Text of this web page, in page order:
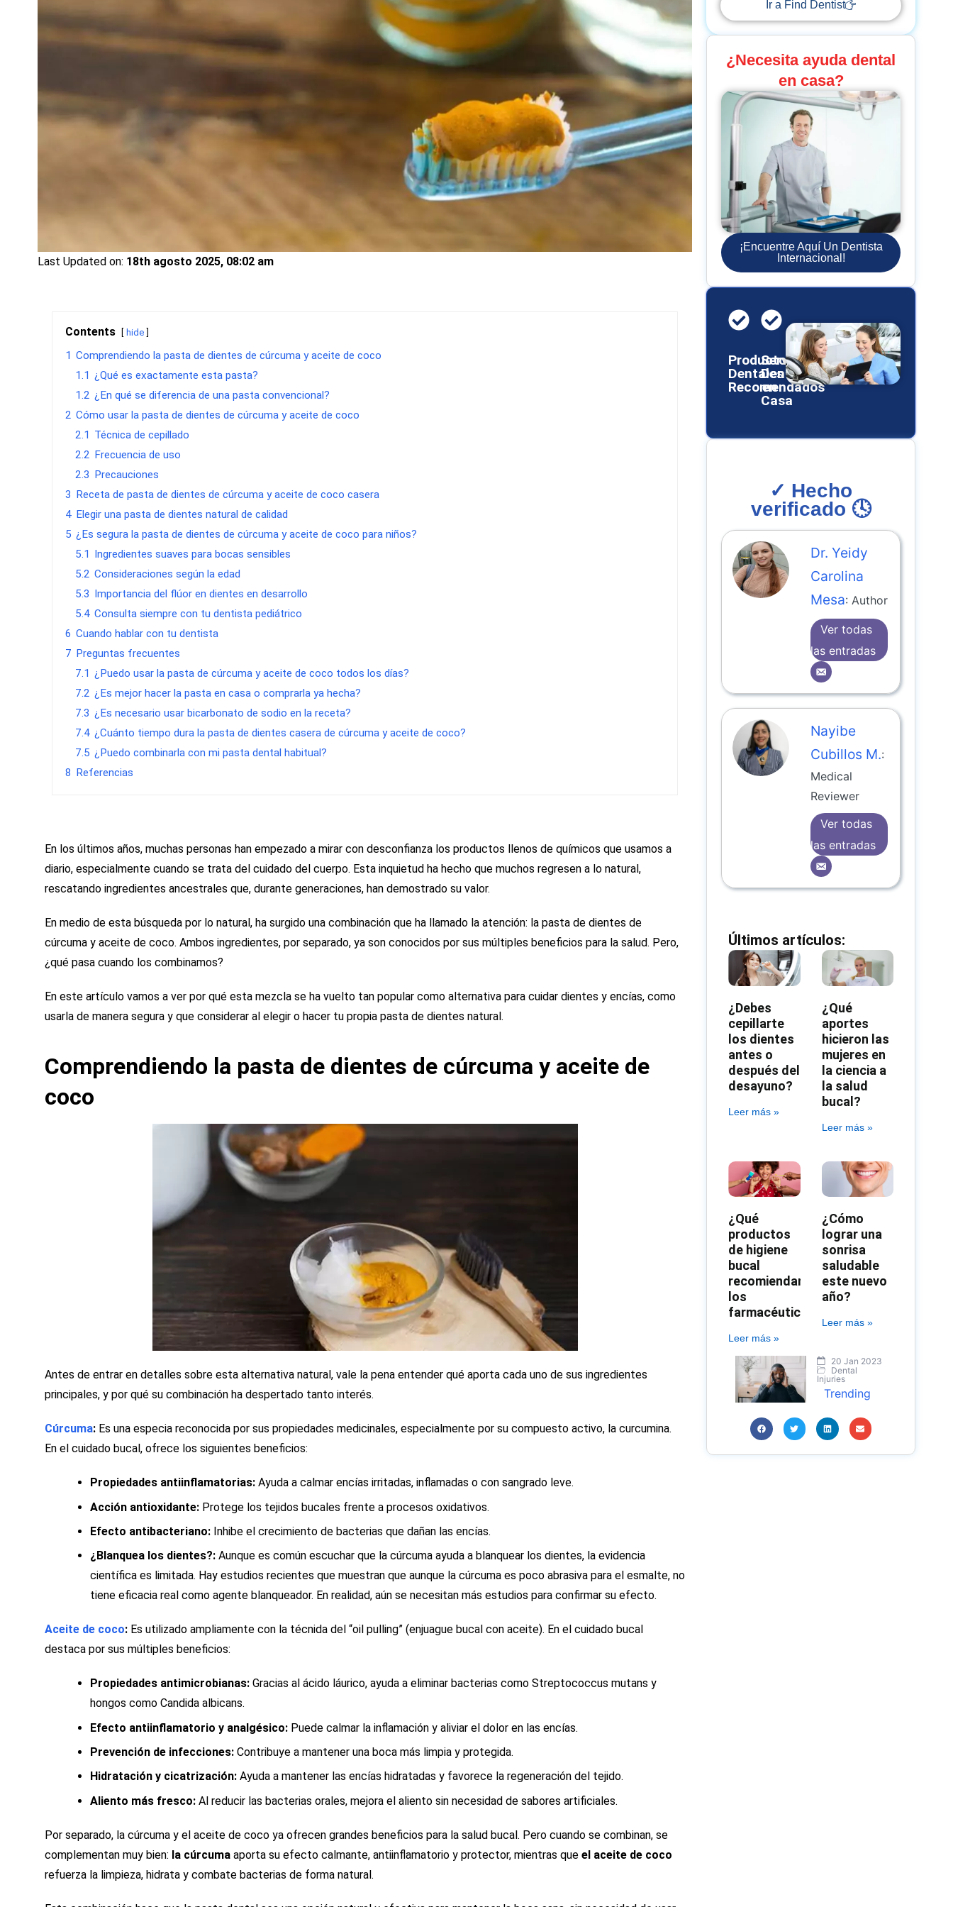
Last Updated on: 18th agosto 2025, 08:02 am
Contents hide
1 Comprendiendo la pasta de dientes de cúrcuma y aceite de coco
1.1 ¿Qué es exactamente esta pasta?
1.2 ¿En qué se diferencia de una pasta convencional?
2 Cómo usar la pasta de dientes de cúrcuma y aceite de coco
2.1 Técnica de cepillado
2.2 Frecuencia de uso
2.3 Precauciones
3 Receta de pasta de dientes de cúrcuma y aceite de coco casera
4 Elegir una pasta de dientes natural de calidad
5 ¿Es segura la pasta de dientes de cúrcuma y aceite de coco para niños?
5.1 Ingredientes suaves para bocas sensibles
5.2 Consideraciones según la edad
5.3 Importancia del flúor en dientes en desarrollo
5.4 Consulta siempre con tu dentista pediátrico
6 Cuando hablar con tu dentista
7 Preguntas frecuentes
7.1 ¿Puedo usar la pasta de cúrcuma y aceite de coco todos los días?
7.2 ¿Es mejor hacer la pasta en casa o comprarla ya hecha?
7.3 ¿Es necesario usar bicarbonato de sodio en la receta?
7.4 ¿Cuánto tiempo dura la pasta de dientes casera de cúrcuma y aceite de coco?
7.5 ¿Puedo combinarla con mi pasta dental habitual?
8 Referencias
En los últimos años, muchas personas han empezado a mirar con desconfianza los productos llenos de químicos que usamos a
diario, especialmente cuando se trata del cuidado del cuerpo. Esta inquietud ha hecho que muchos regresen a lo natural,
rescatando ingredientes ancestrales que, durante generaciones, han demostrado su valor.
En medio de esta búsqueda por lo natural, ha surgido una combinación que ha llamado la atención: la pasta de dientes de
cúrcuma y aceite de coco. Ambos ingredientes, por separado, ya son conocidos por sus múltiples beneficios para la salud. Pero,
¿qué pasa cuando los combinamos?
En este artículo vamos a ver por qué esta mezcla se ha vuelto tan popular como alternativa para cuidar dientes y encías, como
usarla de manera segura y que considerar al elegir o hacer tu propia pasta de dientes natural.
Comprendiendo la pasta de dientes de cúrcuma y aceite de
coco
Antes de entrar en detalles sobre esta alternativa natural, vale la pena entender qué aporta cada uno de sus ingredientes
principales, y por qué su combinación ha despertado tanto interés.
Cúrcuma: Es una especia reconocida por sus propiedades medicinales, especialmente por su compuesto activo, la curcumina.
En el cuidado bucal, ofrece los siguientes beneficios:
Propiedades antiinflamatorias: Ayuda a calmar encías irritadas, inflamadas o con sangrado leve.
Acción antioxidante: Protege los tejidos bucales frente a procesos oxidativos.
Efecto antibacteriano: Inhibe el crecimiento de bacterias que dañan las encías.
¿Blanquea los dientes?: Aunque es común escuchar que la cúrcuma ayuda a blanquear los dientes, la evidencia
científica es limitada. Hay estudios recientes que muestran que aunque la cúrcuma es poco abrasiva para el esmalte, no
tiene eficacia real como agente blanqueador. En realidad, aún se necesitan más estudios para confirmar su efecto.
Aceite de coco: Es utilizado ampliamente con la técnida del “oil pulling” (enjuague bucal con aceite). En el cuidado bucal
destaca por sus múltiples beneficios:
Propiedades antimicrobianas: Gracias al ácido láurico, ayuda a eliminar bacterias como Streptococcus mutans y
hongos como Candida albicans.
Efecto antiinflamatorio y analgésico: Puede calmar la inflamación y aliviar el dolor en las encías.
Prevención de infecciones: Contribuye a mantener una boca más limpia y protegida.
Hidratación y cicatrización: Ayuda a mantener las encías hidratadas y favorece la regeneración del tejido.
Aliento más fresco: Al reducir las bacterias orales, mejora el aliento sin necesidad de sabores artificiales.
Por separado, la cúrcuma y el aceite de coco ya ofrecen grandes beneficios para la salud bucal. Pero cuando se combinan, se
complementan muy bien: la cúrcumaaporta su efecto calmante, antiinflamatorio y protector, mientras queel aceite de coco
refuerza la limpieza, hidrata y combate bacterias de forma natural.
Ir a Find Dentist
¿Necesita ayuda dental
en casa?
¡Encuentre Aquí Un Dentista
Internacional!
Productos
Dentales
Recomendados
Servicios
Dentales
en
Casa
✓ Hecho
verificado 🕓
Dr. Yeidy
Carolina
Mesa: Author
Ver todas
las entradas
Nayibe
Cubillos M.:
Medical
Reviewer
Ver todas
las entradas
Últimos artículos:
¿Debes
cepillarte
los dientes
antes o
después del
desayuno?
Leer más »
¿Qué
aportes
hicieron las
mujeres en
la ciencia a
la salud
bucal?
Leer más »
¿Qué
productos
de higiene
bucal
recomiendan
los
farmacéuticos?
Leer más »
¿Cómo
lograr una
sonrisa
saludable
este nuevo
año?
Leer más »
20 Jan 2023
Dental
Injuries
Trending